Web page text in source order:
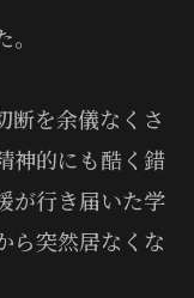
断を余儀なくさ
神的にも酷く錯
が行き届いた学
ら突然居なくな